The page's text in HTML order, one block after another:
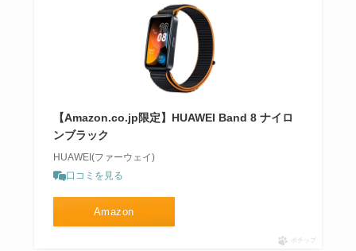
【Amazon.co.jp限定】HUAWEI Band 8 ナイロ
ンブラック
HUAWEI(ファーウェイ)
口コミを見る
Amazon
ポチップ